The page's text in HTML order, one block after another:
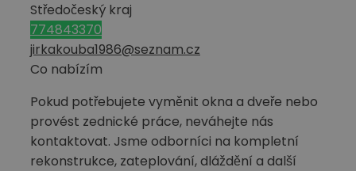
Středočeský kraj
774843370
jirkakouba1986@seznam.cz
Co nabízím
Pokud potřebujete vyměnit okna a dveře nebo
provést zednické práce, neváhejte nás
kontaktovat. Jsme odborníci na kompletní
rekonstrukce, zateplování, dláždění a další